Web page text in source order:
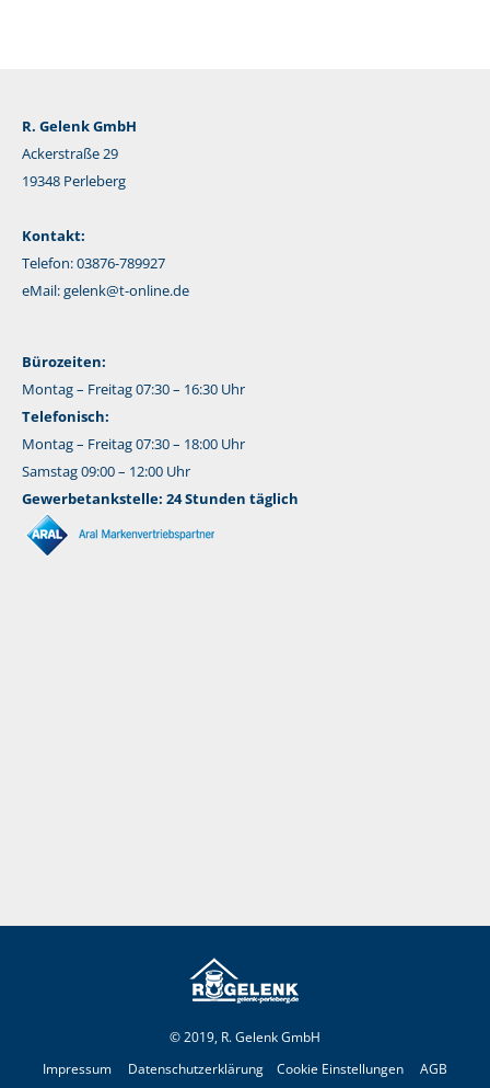
R. Gelenk GmbH
Ackerstraße 29
19348 Perleberg
Kontakt:
Telefon: 03876-789927
eMail:gelenk@t-online.de
Bürozeiten:
Montag – Freitag 07:30 – 16:30 Uhr
Telefonisch:
Montag – Freitag 07:30 – 18:00 Uhr
Samstag 09:00 – 12:00 Uhr
Gewerbetankstelle: 24 Stunden täglich
© 2019, R. Gelenk GmbH
Impressum
Datenschutzerklärung Cookie Einstellungen AGB